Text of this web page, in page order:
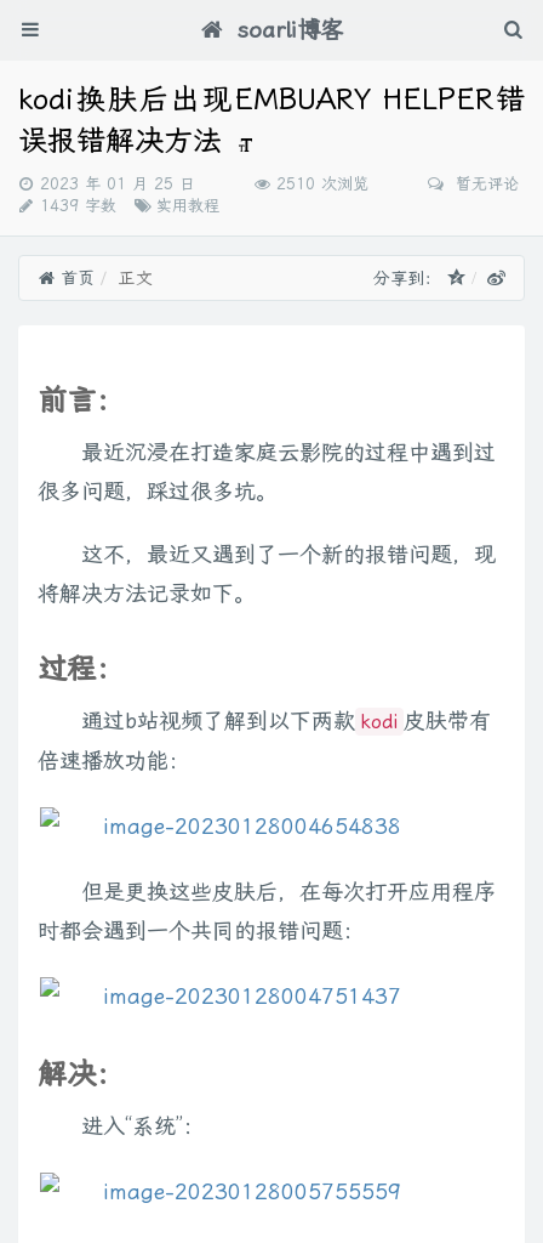
soarli博客
kodi换肤后出现EMBUARY HELPER错
误报错解决方法
发
布
2023 年 01 月 25 日 2510 次浏览
暂无评论
1439 字数
分
实用教程
首页 正文 分享到：
前言：
最近沉浸在打造家庭云影院的过程中遇到过
很多问题，踩过很多坑。
这不，最近又遇到了一个新的报错问题，现
将解决方法记录如下。
过程：
通过b站视频了解到以下两款 kodi 皮肤带有
倍速播放功能：
但是更换这些皮肤后，在每次打开应用程序
时都会遇到一个共同的报错问题：
解决：
进入“系统”：